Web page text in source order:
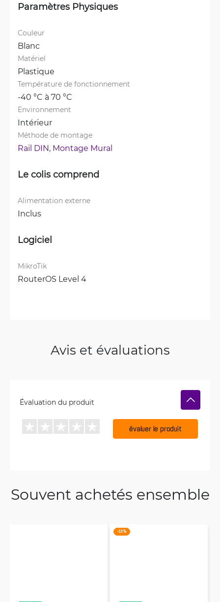
Paramètres Physiques
Couleur
Blanc
Matériel
Plastique
Température de fonctionnement
-40 °C à 70 °C
Environnement
Intérieur
Méthode de montage
Rail DIN, Montage Mural
Le colis comprend
Alimentation externe
Inclus
Logiciel
MikroTik
RouterOS Level 4
Avis et évaluations
Évaluation du produit
évaluer le produit
Souvent achetés ensemble
-13 %